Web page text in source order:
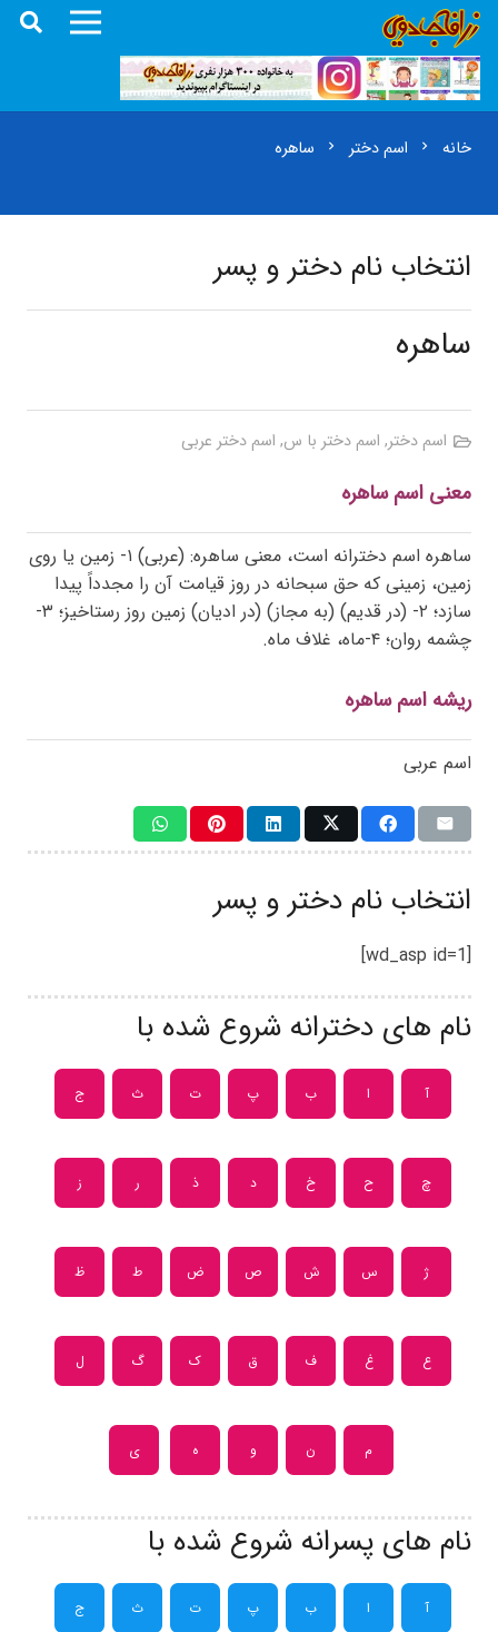
خانه chevron_right اسم دختر chevron_right ساهره
انتخاب نام دختر و پسر
ساهره
اسم دختر, اسم دختر با س, اسم دختر عربی
معنی اسم ساهره
ساهره اسم دخترانه است، معنی ساهره: (عربی) ۱- زمین یا روی
زمین، زمینی که حق سبحانه در روز قیامت آن را مجدداً پیدا
سازد؛ ۲- (در قدیم) (به مجاز) (در ادیان) زمین روز رستاخیز؛ ۳-
چشمه روان؛ ۴-ماه، غلاف ماه.
ریشه اسم ساهره
اسم عربی
انتخاب نام دختر و پسر
[wd_asp id=1]
نام های دخترانه شروع شده با
آ ا ب پ ت ث ج
چ ح خ د ذ ر ز
ژ س ش ص ض ط ظ
ع غ ف ق ک گ ل
م ن و ه ی
نام های پسرانه شروع شده با
آ ا ب پ ت ث ج